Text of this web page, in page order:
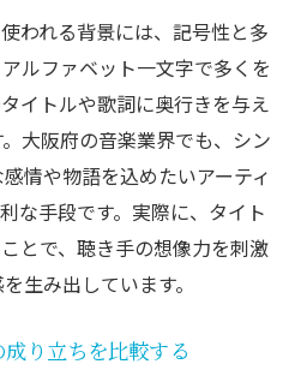
われる背景には、記号性と多
ルファベット一文字で多くを
イトルや歌詞に奥行きを与え
大阪府の音楽業界でも、シン
情や物語を込めたいアーティ
な手段です。実際に、タイト
とで、聴き手の想像力を刺激
生み出しています。
り立ちを比較する